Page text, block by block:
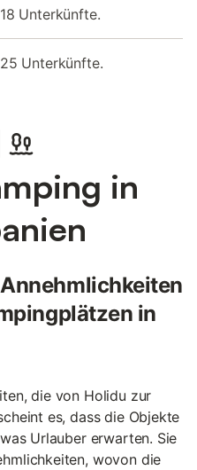
18 Unterkünfte.
25 Unterkünfte.
in
in
die von Holidu zur
es, dass die Objekte
Urlauber erwarten. Sie
wovon die